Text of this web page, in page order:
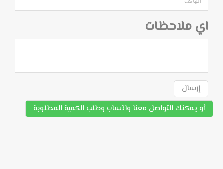
اي ملاحظات
إرسال
أو يمكنك التواصل معنا واتساب وطلب الكمية المطلوبة